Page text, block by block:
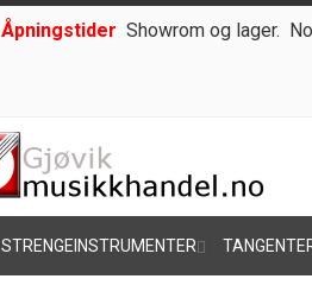
Åpningstider Showrom og lager.
STRENGEINSTRUMENTER